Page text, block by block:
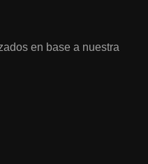
en base a nuestra